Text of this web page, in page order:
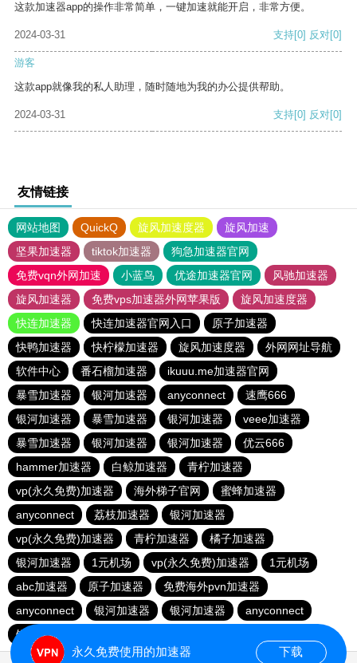
这款加速器app的操作非常简单，一键加速就能开启，非常方便。
2024-03-31 支持[0] 反对[0]
游客
这款app就像我的私人助理，随时随地为我的办公提供帮助。
2024-03-31 支持[0] 反对[0]
友情链接
网站地图 QuickQ 旋风加速度器
旋风加速
坚果加速器
tiktok加速器
狗急加速器官网
免费vqn外网加速
小蓝鸟 优途加速器官网
风驰加速器
旋风加速器
免费vps加速器外网苹果版
旋风加速度器
快连加速器
快连加速器官网入口
原子加速器
快鸭加速器
快柠檬加速器 旋风加速度器
外网网址导航
软件中心
番石榴加速器
ikuuu.me加速器官网
暴雪加速器
银河加速器 anyconnect
速鹰666
银河加速器
暴雪加速器 银河加速器
veee加速器
暴雪加速器
银河加速器 银河加速器
优云666
hammer加速器
白鲸加速器
青柠加速器
vp(永久免费)加速器
海外梯子官网
蜜蜂加速器
anyconnect
荔枝加速器
银河加速器
vp(永久免费)加速器
青柠加速器
橘子加速器
银河加速器
1元机场 vp(永久免费)加速器
1元机场
abc加速器
原子加速器
免费海外pvn加速器
anyconnect
银河加速器 银河加速器
anyconnect
银河加速器
永久免费使用的加速器 下载